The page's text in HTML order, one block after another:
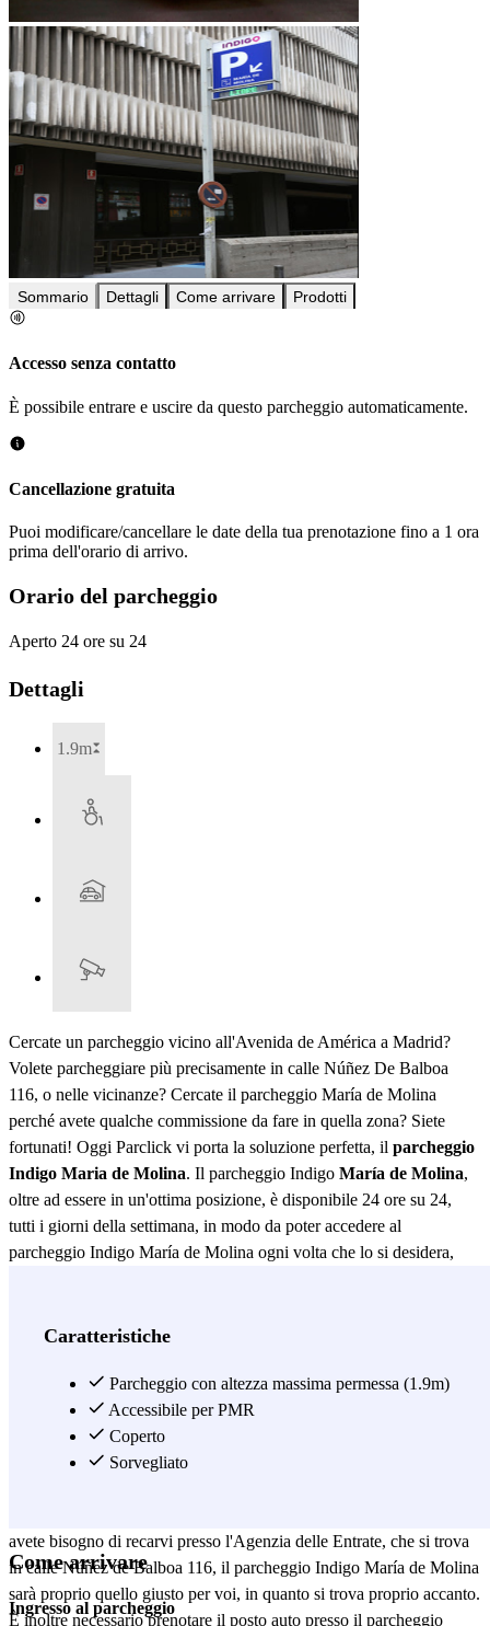
Sommario Dettagli Come arrivare Prodotti
Accesso senza contatto
È possibile entrare e uscire da questo parcheggio automaticamente.
Cancellazione gratuita
Puoi modificare/cancellare le date della tua prenotazione fino a 1 ora
prima dell'orario di arrivo.
Orario del parcheggio
Aperto 24 ore su 24
Dettagli
1.9m
Cercate un parcheggio vicino all'Avenida de América a Madrid?
Volete parcheggiare più precisamente in calle Núñez De Balboa
116, o nelle vicinanze? Cercate il parcheggio María de Molina
perché avete qualche commissione da fare in quella zona? Siete
fortunati! Oggi Parclick vi porta la soluzione perfetta, il parcheggio
Indigo Maria de Molina. Il parcheggio Indigo María de Molina,
oltre ad essere in un'ottima posizione, è disponibile 24 ore su 24,
tutti i giorni della settimana, in modo da poter accedere al
parcheggio Indigo María de Molina ogni volta che lo si desidera,
durante la vostra assenza, come: lavaggio auto, servizio di
veicolo, oltre a strutture accessibili ai disabili e servizi igienici. Come
potete vedere, il parcheggio Indigo María de Molina sarà l'opzione
perfetta se avete bisogno di parcheggiare vicino alla calle Núñez de
Balboa 116, o alla calle María de Molina 48. Il parcheggio in calle
avete bisogno di recarvi presso l'Agenzia delle Entrate, che si trova
in calle Núñez de Balboa 116, il parcheggio Indigo María de Molina
sarà proprio quello giusto per voi, in quanto si trova proprio accanto.
È inoltre necessario prenotare il posto auto presso il parcheggio
Caratteristiche
Parcheggio con altezza massima permessa (1.9m)
Accessibile per PMR
Coperto
Sorvegliato
Come arrivare
Ingresso al parcheggio